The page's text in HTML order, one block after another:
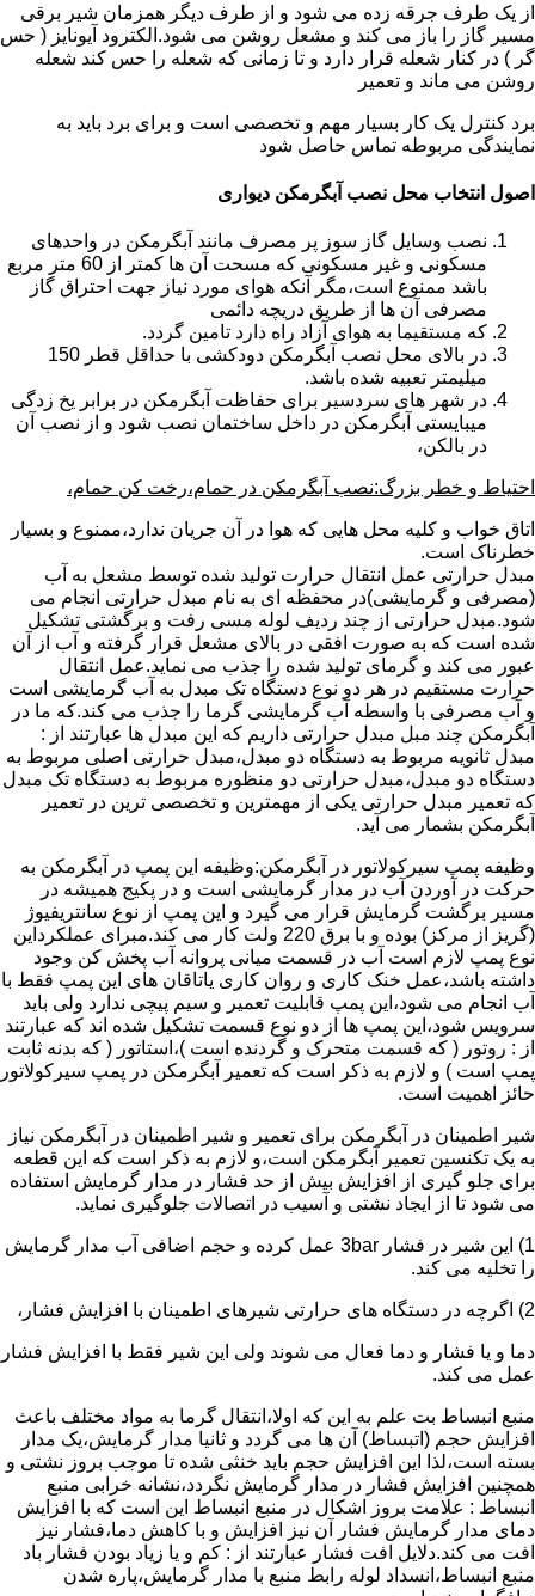
از یک طرف جرقه زده می شود و از طرف دیگر همزمان شیر برقی
مسیر گاز را باز می کند و مشعل روشن می شود.الکترود آیونایز ( حس
گر ) در کنار شعله قرار دارد و تا زمانی که شعله را حس کند شعله
روشن می ماند و تعمیر
برد کنترل یک کار بسیار مهم و تخصصی است و برای برد باید به
نمایندگی مربوطه تماس حاصل شود
اصول انتخاب محل نصب آبگرمکن دیواری
نصب وسایل گاز سوز پر مصرف مانند آبگرمکن در واحدهای
مسکونی و غیر مسکونی که مسحت آن ها کمتر از 60 متر مربع
باشد ممنوع است،مگر آنکه هوای مورد نیاز جهت احتراق گاز
مصرفی آن ها از طریق دریچه دائمی
که مستقیما به هوای آزاد راه دارد تامین گردد.
در بالای محل نصب آبگرمکن دودکشی با حداقل قطر 150
میلیمتر تعبیه شده باشد.
در شهر های سردسیر برای حفاظت آبگرمکن در برابر یخ زدگی
میبایستی آبگرمکن در داخل ساختمان نصب شود و از نصب آن
در بالکن،
احتیاط و خطر بزرگ:نصب آبگرمکن در حمام،رخت کن حمام،
اتاق خواب و کلیه محل هایی که هوا در آن جریان ندارد،ممنوع و بسیار
خطرناک است.
مبدل حرارتی عمل انتقال حرارت تولید شده توسط مشعل به آب
(مصرفی و گرمایشی)در محفظه ای به نام مبدل حرارتی انجام می
شود.مبدل حرارتی از چند ردیف لوله مسی رفت و برگشتی تشکیل
شده است که به صورت افقی در بالای مشعل قرار گرفته و آب از آن
عبور می کند و گرمای تولید شده را جذب می نماید.عمل انتقال
حرارت مستقیم در هر دو نوع دستگاه تک مبدل به آب گرمایشی است
و آب مصرفی با واسطه آب گرمایشی گرما را جذب می کند.که ما در
آبگرمکن چند مبل مبدل حرارتی داریم که این مبدل ها عبارتند از :
مبدل ثانویه مربوط به دستگاه دو مبدل،مبدل حرارتی اصلی مربوط به
دستگاه دو مبدل،مبدل حرارتی دو منظوره مربوط به دستگاه تک مبدل
که تعمیر مبدل حرارتی یکی از مهمترین و تخصصی ترین در تعمیر
آبگرمکن بشمار می آید.
وظیفه پمپ سیرکولاتور در آبگرمکن:وظیفه این پمپ در آبگرمکن به
حرکت در آوردن آب در مدار گرمایشی است و در پکیج همیشه در
مسیر برگشت گرمایش قرار می گیرد و این پمپ از نوع سانتریفیوژ
(گریز از مرکز) بوده و با برق 220 ولت کار می کند.مبرای عملکرداین
نوع پمپ لازم است آب در قسمت میانی پروانه آب پخش کن وجود
داشته باشد،عمل خنک کاری و روان کاری یاتاقان های این پمپ فقط با
آب انجام می شود،این پمپ قابلیت تعمیر و سیم پیچی ندارد ولی باید
سرویس شود،این پمپ ها از دو نوع قسمت تشکیل شده اند که عبارتند
از : روتور ( که قسمت متحرک و گردنده است )،استاتور ( که بدنه ثابت
پمپ است ) و لازم به ذکر است که تعمیر آبگرمکن در پمپ سیرکولاتور
حائز اهمیت است.
شیر اطمینان در آبگرمکن برای تعمیر و شیر اطمینان در آبگرمکن نیاز
به یک تکنسین تعمیر آبگرمکن است،و لازم به ذکر است که این قطعه
برای جلو گیری از افزایش بیش از حد فشار در مدار گرمایش استفاده
می شود تا از ایجاد نشتی و آسیب در اتصالات جلوگیری نماید.
1) این شیر در فشار 3bar عمل کرده و حجم اضافی آب مدار گرمایش
را تخلیه می کند.
2) اگرچه در دستگاه های حرارتی شیرهای اطمینان با افزایش فشار،
دما و یا فشار و دما فعال می شوند ولی این شیر فقط با افزایش فشار
عمل می کند.
منبع انبساط بت علم به این که اولا،انتقال گرما به مواد مختلف باعث
افزایش حجم (اتبساط) آن ها می گردد و ثانیا مدار گرمایش،یک مدار
بسته است،لذا این افزایش حجم باید خنثی شده تا موجب بروز نشتی و
همچنین افزایش فشار در مدار گرمایش نگردد،نشانه خرابی منبع
انبساط : علامت بروز اشکال در منبع انبساط این است که با افزایش
دمای مدار گرمایش فشار آن نیز افزایش و با کاهش دما،فشار نیز
افت می کند.دلایل افت فشار عبارتند از : کم و یا زیاد بودن فشار باد
منبع انبساط،انسداد لوله رابط منبع با مدار گرمایش،پاره شدن